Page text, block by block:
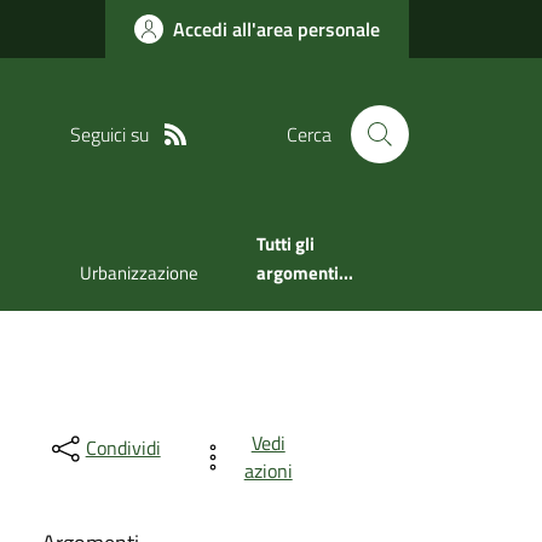
Accedi all'area personale
Seguici su Cerca
Urbanizzazione
Tutti gli
argomenti...
Condividi
Vedi
azioni